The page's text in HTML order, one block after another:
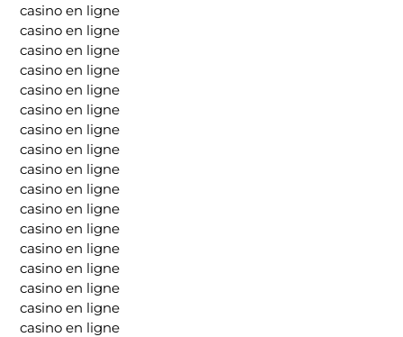
casino en ligne
casino en ligne
casino en ligne
casino en ligne
casino en ligne
casino en ligne
casino en ligne
casino en ligne
casino en ligne
casino en ligne
casino en ligne
casino en ligne
casino en ligne
casino en ligne
casino en ligne
casino en ligne
casino en ligne